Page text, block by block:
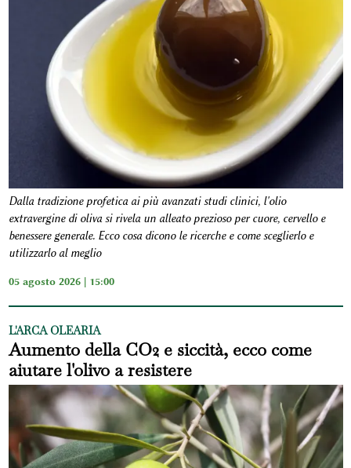
Dalla tradizione profetica ai più avanzati studi clinici, l'olio
extravergine di oliva si rivela un alleato prezioso per cuore, cervello e
benessere generale. Ecco cosa dicono le ricerche e come sceglierlo e
utilizzarlo al meglio
05 agosto 2026 | 15:00
L'ARCA OLEARIA
Aumento della CO2 e siccità, ecco come
aiutare l'olivo a resistere